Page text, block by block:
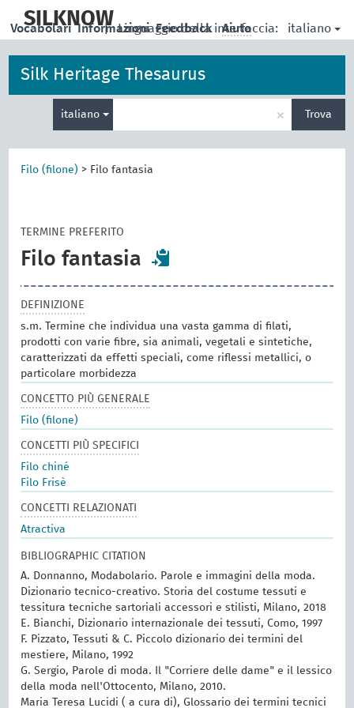
main
SILKNOW
| Linguaggio della interfaccia: italiano
Vocabolari Informazioni Feedback Aiuto
Silk Heritage Thesaurus
italiano
per
la
× Trova
Filo (filone) > Filo fantasia
TERMINE PREFERITO
Filo fantasia
DEFINIZIONE
s.m. Termine che individua una vasta gamma di filati,
prodotti con varie fibre, sia animali, vegetali e sintetiche,
caratterizzati da effetti speciali, come riflessi metallici, o
particolare morbidezza
CONCETTO PIÙ GENERALE
Filo (filone)
CONCETTI PIÙ SPECIFICI
Filo chiné
Filo Frisè
CONCETTI RELAZIONATI
Atractiva
BIBLIOGRAPHIC CITATION
A. Donnanno, Modabolario. Parole e immagini della moda.
Dizionario tecnico-creativo. Storia del costume tessuti e
tessitura tecniche sartoriali accessori e stilisti, Milano, 2018
E. Bianchi, Dizionario internazionale dei tessuti, Como, 1997
F. Pizzato, Tessuti & C. Piccolo dizionario dei termini del
mestiere, Milano, 1992
G. Sergio, Parole di moda. Il "Corriere delle dame" e il lessico
della moda nell'Ottocento, Milano, 2010.
Maria Teresa Lucidi ( a cura di), Glossario dei termini tecnici